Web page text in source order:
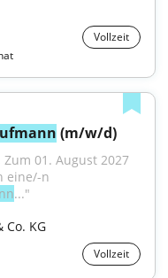
Vollzeit
(m/w/d)
01. August 2027
eine/-n
..."
KG
Vollzeit